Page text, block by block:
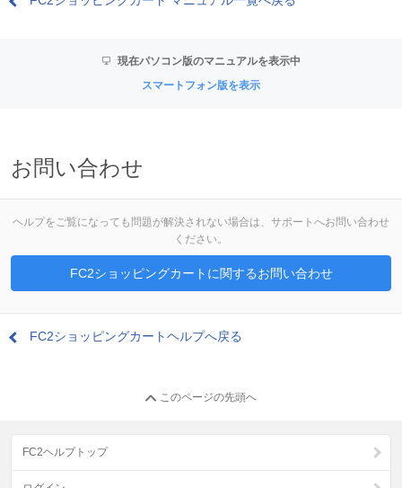
現在パソコン版のマニュアルを表示中
スマートフォン版を表示
お問い合わせ
ヘルプをご覧になっても問題が解決されない場合は、サポートへお問い合わせ
ください。
FC2ショッピングカートに関するお問い合わせ
FC2ショッピングカートヘルプへ戻る
このページの先頭へ
FC2ヘルプトップ